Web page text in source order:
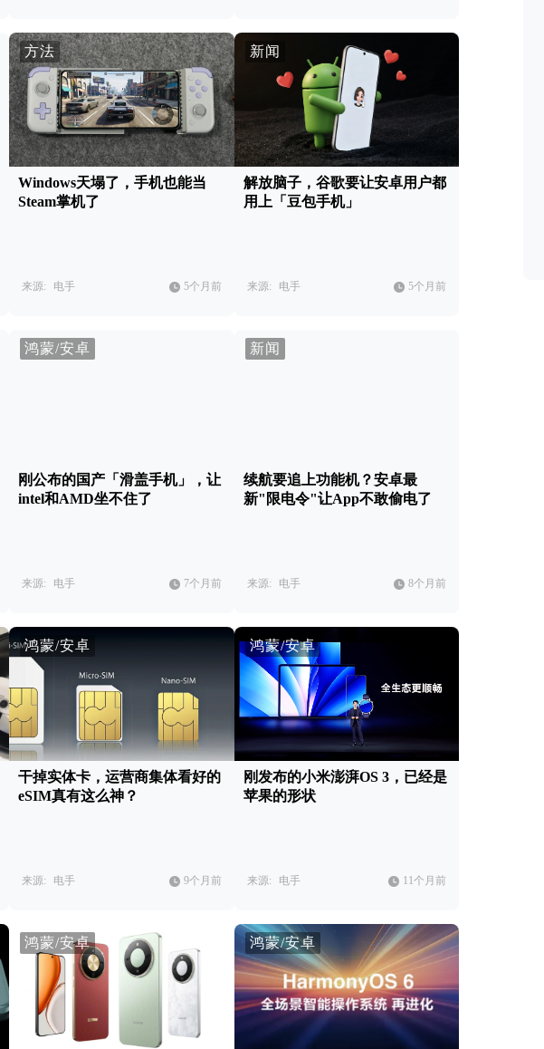
方法
Windows天塌了，手机也能当
Steam掌机了
来源: 电手 5个月前
新闻
解放脑子，谷歌要让安卓用户都
用上「豆包手机」
来源: 电手 5个月前
鸿蒙/安卓
刚公布的国产「滑盖手机」，让
intel和AMD坐不住了
来源: 电手 7个月前
新闻
续航要追上功能机？安卓最
新"限电令"让App不敢偷电了
来源: 电手 8个月前
鸿蒙/安卓
干掉实体卡，运营商集体看好的
eSIM真有这么神？
来源: 电手 9个月前
鸿蒙/安卓
刚发布的小米澎湃OS 3，已经是
苹果的形状
来源: 电手 11个月前
鸿蒙/安卓 鸿蒙/安卓